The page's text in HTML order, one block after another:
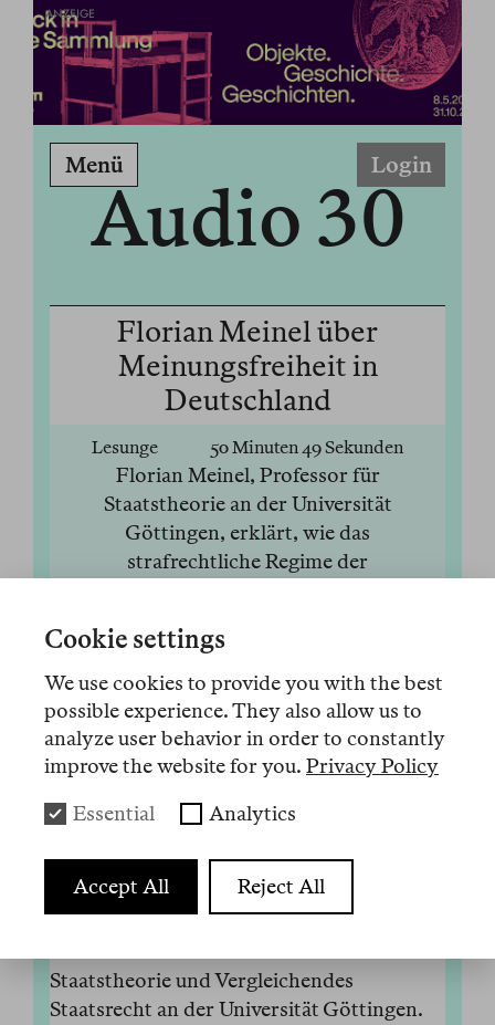
ANZEIGE
Menü Login
Audio 30
Florian Meinel über
Meinungsfreiheit in
Deutschland
Lesunge 50 Minuten 49 Sekunden
Florian Meinel, Professor für
Staatstheorie an der Universität
Göttingen, erklärt, wie das
strafrechtliche Regime der
dysfunktionalen System geführt hat, das
niemanden mehr schützt, aber viele
bedroht. Im Mittelpunkt steht der Streit
um „From the River to the Sea," die
Verpolizeilichung des Meinungsregimes
hat.
29 Mai 2026 Anhören Weniger
Audio 30
Staatstheorie und Vergleichendes
Staatsrecht an der Universität Göttingen.
Cookie settings
We use cookies to provide you with the best
possible experience. They also allow us to
analyze user behavior in order to constantly
improve the website for you. Privacy Policy
Essential Analytics
Accept All Reject All